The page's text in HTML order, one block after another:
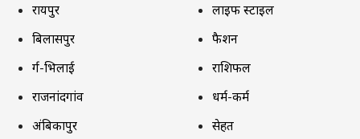
रायपुर
बिलासपुर
दुर्ग-भिलाई
राजनांदगांव
अंबिकापुर
लाइफ स्टाइल
फैशन
राशिफल
धर्म-कर्म
सेहत